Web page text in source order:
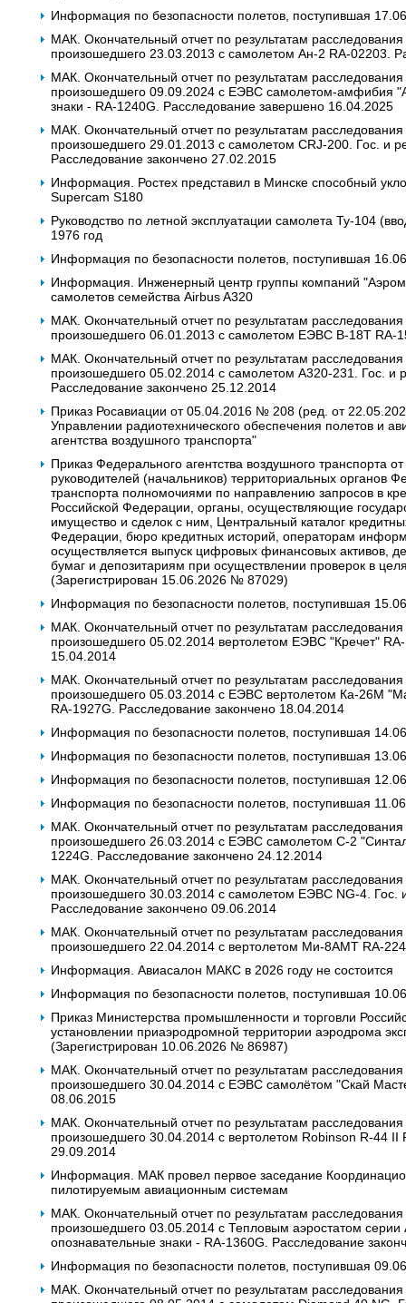
Информация по безопасности полетов, поступившая
МАК. Окончательный отчет по результатам
произошедшего 23.03.2013 с самолетом Ан-2 RA-02203.
МАК. Окончательный отчет по результатам
произошедшего 09.09.2024 с ЕЭВС самолетом-амфибия
знаки - RA-1240G. Расследование завершено 16.04.2025
МАК. Окончательный отчет по результатам
произошедшего 29.01.2013 с самолетом CRJ-200. Гос. и
Расследование закончено 27.02.2015
Информация. Ростех представил в Минске способный
Supercam S180
Руководство по летной эксплуатации самолета Ту-104
1976 год
Информация по безопасности полетов, поступившая
Информация. Инженерный центр группы компаний
самолетов семейства Airbus A320
МАК. Окончательный отчет по результатам
произошедшего 06.01.2013 с самолетом ЕЭВС В-18Т RA-
МАК. Окончательный отчет по результатам
произошедшего 05.02.2014 с самолетом А320-231. Гос. и
Расследование закончено 25.12.2014
Приказ Росавиации от 05.04.2016 № 208 (ред. от
Управлении радиотехнического обеспечения полетов и
агентства воздушного транспорта"
Приказ Федерального агентства воздушного
руководителей (начальников) территориальных органов
транспорта полномочиями по направлению запросов в
Российской Федерации, органы, осуществляющие
имущество и сделок с ним, Центральный каталог
Федерации, бюро кредитных историй, операторам
осуществляется выпуск цифровых финансовых активов,
бумаг и депозитариям при осуществлении проверок в
(Зарегистрирован 15.06.2026 № 87029)
Информация по безопасности полетов, поступившая
МАК. Окончательный отчет по результатам
произошедшего 05.02.2014 вертолетом ЕЭВС "Кречет"
15.04.2014
МАК. Окончательный отчет по результатам
произошедшего 05.03.2014 с ЕЭВС вертолетом Ка-26М
RA-1927G. Расследование закончено 18.04.2014
Информация по безопасности полетов, поступившая
Информация по безопасности полетов, поступившая
Информация по безопасности полетов, поступившая
Информация по безопасности полетов, поступившая
МАК. Окончательный отчет по результатам
произошедшего 26.03.2014 с ЕЭВС самолетом С-2
1224G. Расследование закончено 24.12.2014
МАК. Окончательный отчет по результатам
произошедшего 30.03.2014 с самолетом ЕЭВС NG-4. Гос.
Расследование закончено 09.06.2014
МАК. Окончательный отчет по результатам
произошедшего 22.04.2014 с вертолетом Ми-8АМТ RA-
Информация. Авиасалон МАКС в 2026 году не состоится
Информация по безопасности полетов, поступившая
Приказ Министерства промышленности и торговли
установлении приаэродромной территории аэродрома
(Зарегистрирован 10.06.2026 № 86987)
МАК. Окончательный отчет по результатам
произошедшего 30.04.2014 с ЕЭВС самолётом "Скай
08.06.2015
МАК. Окончательный отчет по результатам
произошедшего 30.04.2014 с вертолетом Robinson R-44 II
29.09.2014
Информация. МАК провел первое заседание
пилотируемым авиационным системам
МАК. Окончательный отчет по результатам
произошедшего 03.05.2014 с Тепловым аэростатом
опознавательные знаки - RA-1360G. Расследование
Информация по безопасности полетов, поступившая
МАК. Окончательный отчет по результатам